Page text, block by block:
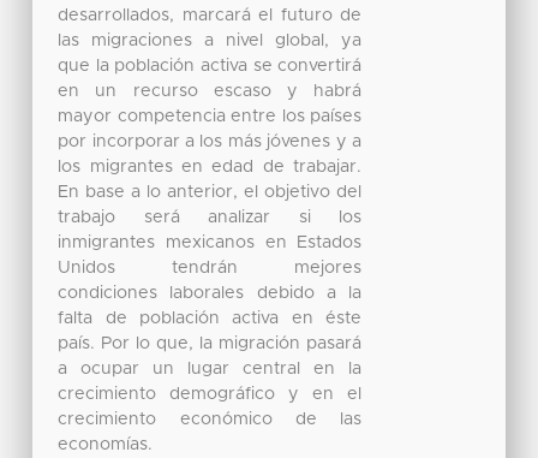
desarrollados, marcará el futuro de
las migraciones a nivel global, ya
que la población activa se convertirá
en un recurso escaso y habrá
mayor competencia entre los países
por incorporar a los más jóvenes y a
los migrantes en edad de trabajar.
En base a lo anterior, el objetivo del
trabajo será analizar si los
inmigrantes mexicanos en Estados
Unidos tendrán mejores
condiciones laborales debido a la
falta de población activa en éste
país. Por lo que, la migración pasará
a ocupar un lugar central en la
crecimiento demográfico y en el
crecimiento económico de las
economías.